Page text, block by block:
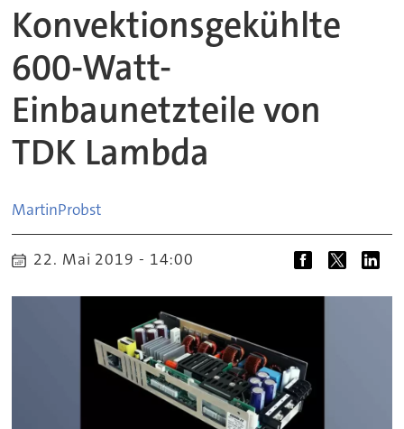
Konvektionsgekühlte
600-Watt-
Einbaunetzteile von
TDK Lambda
MartinProbst
22. Mai 2019 - 14:00